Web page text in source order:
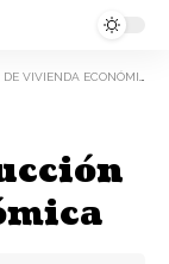
VIVIENDA ECONÓMICA